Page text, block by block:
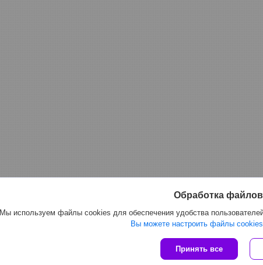
Сайт создан на
Политика обработки
Обработка
Мы используем файлы cookies для обеспечения удобства
Вы можете настроить файлы
Принять все